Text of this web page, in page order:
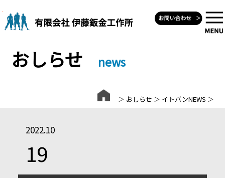
to
content
おしらせ news
＞ おしらせ ＞ イトバンNEWS ＞
2022.10
19